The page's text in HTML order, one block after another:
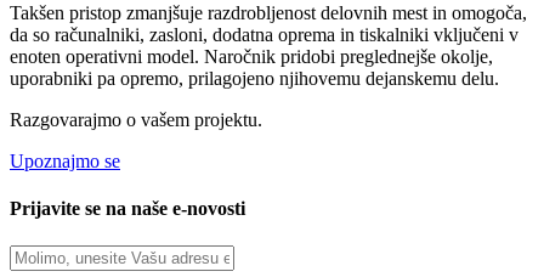
Takšen pristop zmanjšuje razdrobljenost delovnih mest in omogoča,
da so računalniki, zasloni, dodatna oprema in tiskalniki vključeni v
enoten operativni model. Naročnik pridobi preglednejše okolje,
uporabniki pa opremo, prilagojeno njihovemu dejanskemu delu.
Razgovarajmo o vašem projektu.
Upoznajmo se
Prijavite se na naše e-novosti